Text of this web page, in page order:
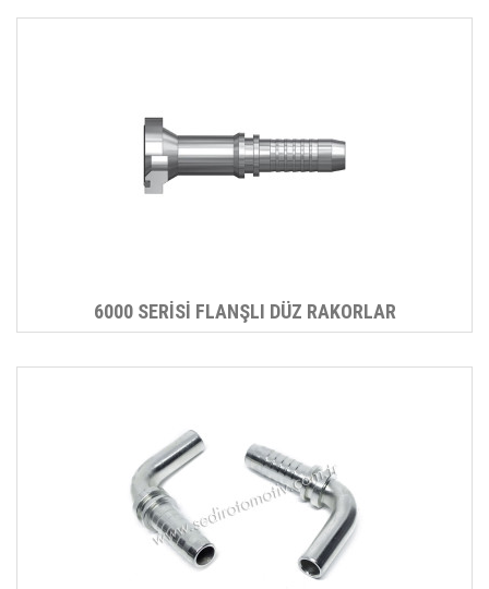
6000 SERİSİ FLANŞLI DÜZ RAKORLAR